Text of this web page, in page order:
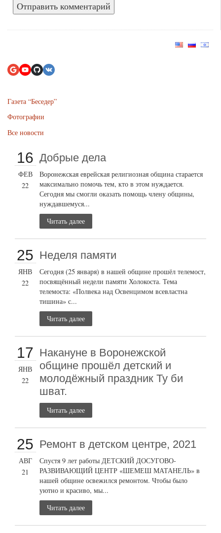
Газета “Беседер”
Фотографии
Все новости
16
ФЕВ
22
Добрые дела
Воронежская еврейская религиозная община старается
максимально помочь тем, кто в этом нуждается.
Сегодня мы смогли оказать помощь члену общины,
нуждавшемуся...
Читать далее
25
ЯНВ
22
Неделя памяти
Сегодня (25 января) в нашей общине прошёл телемост,
посвящённый недели памяти Холокоста. Тема
телемоста: «Полвека над Освенцимом всевластна
тишина» с...
Читать далее
17
ЯНВ
22
Накануне в Воронежской
общине прошёл детский и
молодёжный праздник Ту би
шват.
Читать далее
25
АВГ
21
Ремонт в детском центре, 2021
Спустя 9 лет работы ДЕТСКИЙ ДОСУГОВО-
РАЗВИВАЮЩИЙ ЦЕНТР «ШЕМЕШ МАТАНЕЛЬ» в
нашей общине освежился ремонтом. Чтобы было
уютно и красиво, мы...
Читать далее